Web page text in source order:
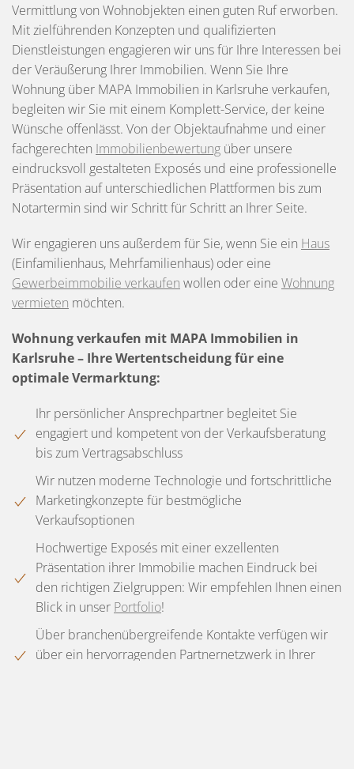
Vermittlung von Wohnobjekten einen guten Ruf erworben.
Mit zielführenden Konzepten und qualifizierten
Dienstleistungen engagieren wir uns für Ihre Interessen bei
der Veräußerung Ihrer Immobilien. Wenn Sie Ihre
Wohnung über MAPA Immobilien in Karlsruhe verkaufen,
begleiten wir Sie mit einem Komplett-Service, der keine
Wünsche offenlässt. Von der Objektaufnahme und einer
fachgerechten Immobilienbewertung über unsere
eindrucksvoll gestalteten Exposés und eine professionelle
Präsentation auf unterschiedlichen Plattformen bis zum
Notartermin sind wir Schritt für Schritt an Ihrer Seite.
Wir engagieren uns außerdem für Sie, wenn Sie ein Haus
(Einfamilienhaus, Mehrfamilienhaus) oder eine
Gewerbeimmobilie verkaufen wollen oder eine Wohnung
vermieten möchten.
Wohnung verkaufen mit MAPA Immobilien in
Karlsruhe – Ihre Wertentscheidung für eine
optimale Vermarktung:
Ihr persönlicher Ansprechpartner begleitet Sie
engagiert und kompetent von der Verkaufsberatung
bis zum Vertragsabschluss
Wir nutzen moderne Technologie und fortschrittliche
Marketingkonzepte für bestmögliche
Verkaufsoptionen
Hochwertige Exposés mit einer exzellenten
Präsentation ihrer Immobilie machen Eindruck bei
den richtigen Zielgruppen: Wir empfehlen Ihnen einen
Blick in unser Portfolio!
Über branchenübergreifende Kontakte verfügen wir
über ein hervorragenden Partnernetzwerk in Ihrer